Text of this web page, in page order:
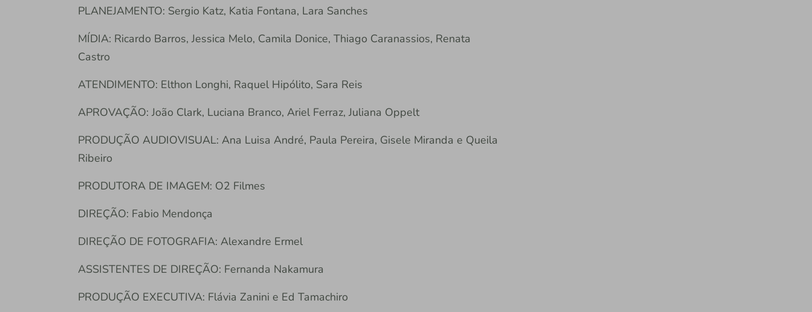
PLANEJAMENTO: Sergio Katz, Katia Fontana, Lara Sanches
MÍDIA: Ricardo Barros, Jessica Melo, Camila Donice, Thiago Caranassios, Renata
Castro
ATENDIMENTO: Elthon Longhi, Raquel Hipólito, Sara Reis
APROVAÇÃO: João Clark, Luciana Branco, Ariel Ferraz, Juliana Oppelt
PRODUÇÃO AUDIOVISUAL: Ana Luisa André, Paula Pereira, Gisele Miranda e Queila
Ribeiro
PRODUTORA DE IMAGEM: O2 Filmes
DIREÇÃO: Fabio Mendonça
DIREÇÃO DE FOTOGRAFIA: Alexandre Ermel
ASSISTENTES DE DIREÇÃO: Fernanda Nakamura
PRODUÇÃO EXECUTIVA: Flávia Zanini e Ed Tamachiro